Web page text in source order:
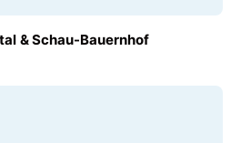
& Schau-Bauernhof